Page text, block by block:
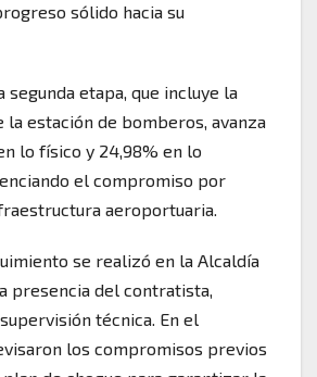
sólido hacia su
segunda etapa, que incluye la
la estación de bomberos, avanza
lo físico y 24,98% en lo
el compromiso por
aeroportuaria.
se realizó en la Alcaldía
presencia del contratista,
técnica. En el
los compromisos previos